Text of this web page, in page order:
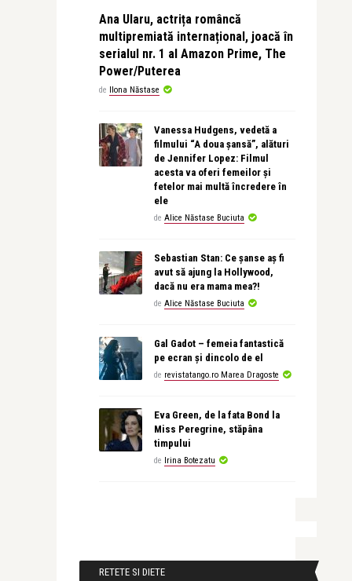
Ana Ularu, actrița româncă
multipremiată internațional, joacă în
serialul nr. 1 al Amazon Prime, The
Power/Puterea
de Ilona Năstase
Vanessa Hudgens, vedetă a
filmului “A doua șansă”, alături
de Jennifer Lopez: Filmul
acesta va oferi femeilor și
fetelor mai multă încredere în
ele
de Alice Năstase Buciuta
Sebastian Stan: Ce șanse aș fi
avut să ajung la Hollywood,
dacă nu era mama mea?!
de Alice Năstase Buciuta
Gal Gadot – femeia fantastică
pe ecran și dincolo de el
de revistatango.ro Marea Dragoste
Eva Green, de la fata Bond la
Miss Peregrine, stăpâna
timpului
de Irina Botezatu
RETETE SI DIETE